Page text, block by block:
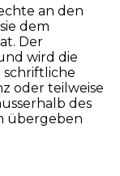
an den
dem
Der
wird die
oder teilweise
des
übergeben